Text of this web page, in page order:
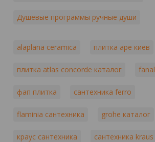
Душевые программы ручные души
alaplana ceramica плитка ape киев
плитка atlas concorde каталог fanal
фап плитка сантехника ferro
flaminia сантехника grohe каталог
краус сантехника сантехника kraus